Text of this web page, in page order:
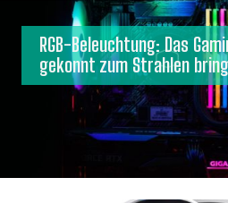
RGB-Beleuchtung: Das
gekonnt zum Strahlen